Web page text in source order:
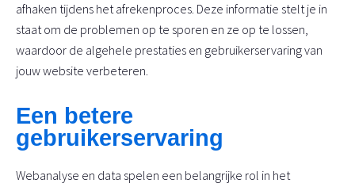
afhaken tijdens het afrekenproces. Deze informatie stelt je in
staat om de problemen op te sporen en ze op te lossen,
waardoor de algehele prestaties en gebruikerservaring van
jouw website verbeteren.
Een betere
gebruikerservaring
Webanalyse en data spelen een belangrijke rol in het